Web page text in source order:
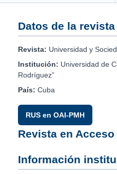
Datos de la revista
Revista: Universidad y
Institución: Universidad de
Rodríguez”
País: Cuba
RUS en OAI-PMH
Revista en
Información